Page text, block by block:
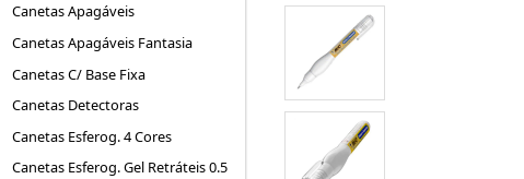
Canetas Apagáveis
Canetas Apagáveis Fantasia
Canetas C/ Base Fixa
Canetas Detectoras
Canetas Esferog. 4 Cores
Canetas Esferog. Gel Retráteis 0.5